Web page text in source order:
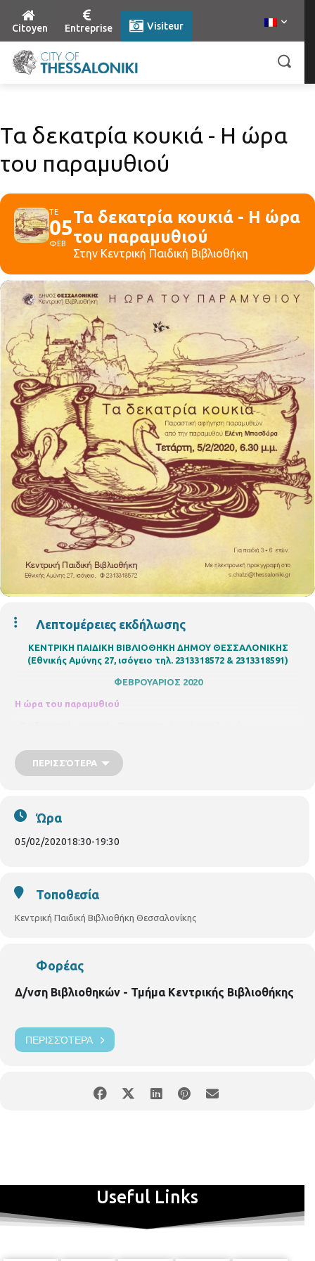
Citoyen Entreprise Visiteur
Τα δεκατρία κουκιά - Η ώρα
του παραμυθιού
ΤΕ
05
ΦΕΒ
Τα δεκατρία κουκιά - Η ώρα
του παραμυθιού
Στην Κεντρική Παιδική Βιβλιοθήκη
Λεπτομέρειες εκδήλωσης
ΚΕΝΤΡΙΚΗ ΠΑΙΔΙΚΗ ΒΙΒΛΙΟΘΗΚΗ ΔΗΜΟΥ ΘΕΣΣΑΛΟΝΙΚΗΣ
(Εθνικής Αμύνης 27, ισόγειο τηλ. 2313318572 & 2313318591)
ΦΕΒΡΟΥΑΡΙΟΣ 2020
Η ώρα του παραμυθιού
- 6χρονών. Με ηλεκτρονική προεγγραφή στο
s.chatzi@thessaloniki.gr
ΠΕΡΙΣΣΌΤΕΡΑ
Ώρα
05/02/202018:30-19:30
Τοποθεσία
Κεντρική Παιδική Βιβλιοθήκη Θεσσαλονίκης
Φορέας
Δ/νση Βιβλιοθηκών - Τμήμα Κεντρικής Βιβλιοθήκης
ΠΕΡΙΣΣΌΤΕΡΑ
Useful Links